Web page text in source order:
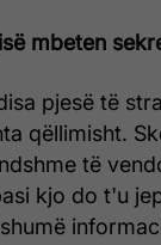
mbeten
pjesë të
qëllimisht.
të
kjo do t'u